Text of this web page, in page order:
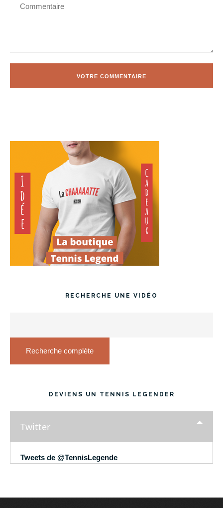
RECHERCHE UNE VIDÉO
Recherche complète
DEVIENS UN TENNIS LEGENDER
Twitter
Tweets de @TennisLegende